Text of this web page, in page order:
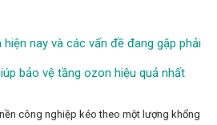
nay và các vấn đề đang gặp phải
bảo vệ tầng ozon hiệu quả nhất
công nghiệp kéo theo một lượng khổng